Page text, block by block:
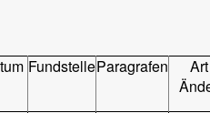
FundstelleParagrafen